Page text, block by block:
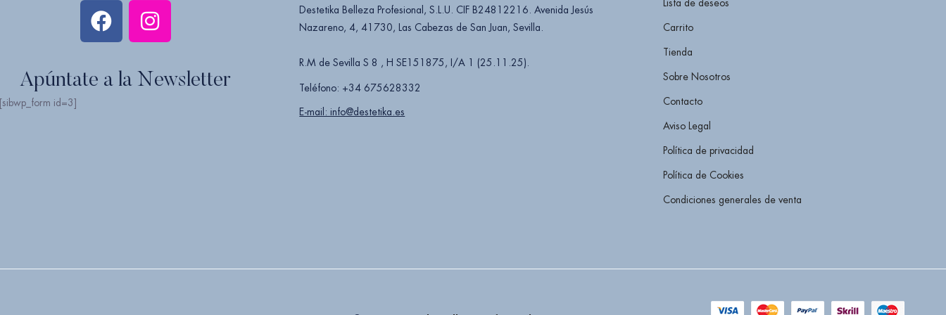
Apúntate a la Newsletter
id=3]
Destetika Belleza Profesional, S.L.U. CIF B24812216. Avenida Jesús
Nazareno, 4, 41730, Las Cabezas de San Juan, Sevilla.
R.M de Sevilla S 8 , H SE151875, I/A 1 (25.11.25).
Teléfono: +34 675628332
E-mail: info@destetika.es
Lista de deseos
Carrito
Tienda
Sobre Nosotros
Contacto
Aviso Legal
Política de privacidad
Política de Cookies
Condiciones generales de venta